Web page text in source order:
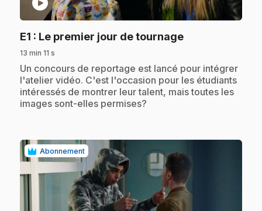
E1 : Le premier jour de tournage.
13 min 11 s
.Un concours de reportage est lancé pour intégrer
l'atelier vidéo. C'est l'occasion pour les étudiants
intéressés de montrer leur talent, mais toutes les
images sont-elles permises?
Abonnement